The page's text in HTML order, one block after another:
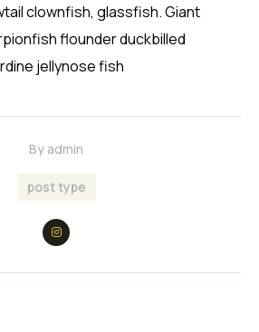
clownfish, glassfish. Giant
flounder duckbilled
jellynose fish
By admin
post type